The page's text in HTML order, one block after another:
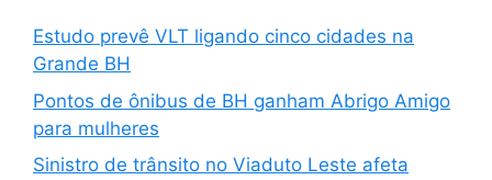
Estudo prevê VLT ligando cinco cidades na
Grande BH
Pontos de ônibus de BH ganham Abrigo Amigo
para mulheres
Sinistro de trânsito no Viaduto Leste afeta